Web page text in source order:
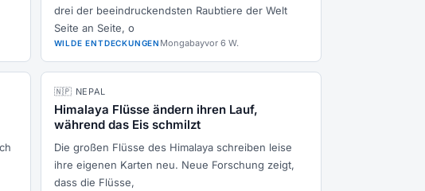
drei der beeindruckendsten Raubtiere der Welt
Seite an Seite, o
WILDE ENTDECKUNGEN Mongabayvor 6 W.
🇳🇵 NEPAL
Himalaya Flüsse ändern ihren Lauf,
während das Eis schmilzt
Die großen Flüsse des Himalaya schreiben leise
ihre eigenen Karten neu. Neue Forschung zeigt,
dass die Flüsse,